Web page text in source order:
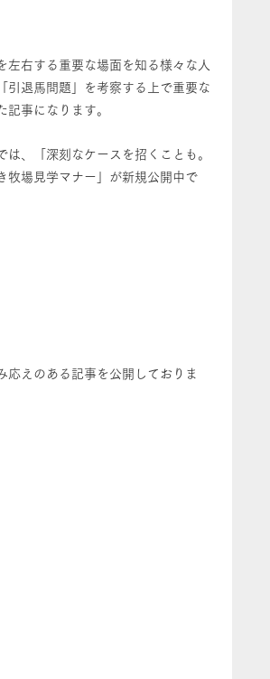
左右する重要な場面を知る様々な人
引退馬問題」を考察する上で重要な
記事になります。
は、「深刻なケースを招くことも。
牧場見学マナー」が新規公開中で
応えのある記事を公開しておりま